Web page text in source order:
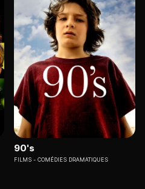
90's
FILMS COMÉDIES DRAMATIQUES